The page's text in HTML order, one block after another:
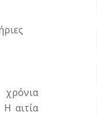
αιτία